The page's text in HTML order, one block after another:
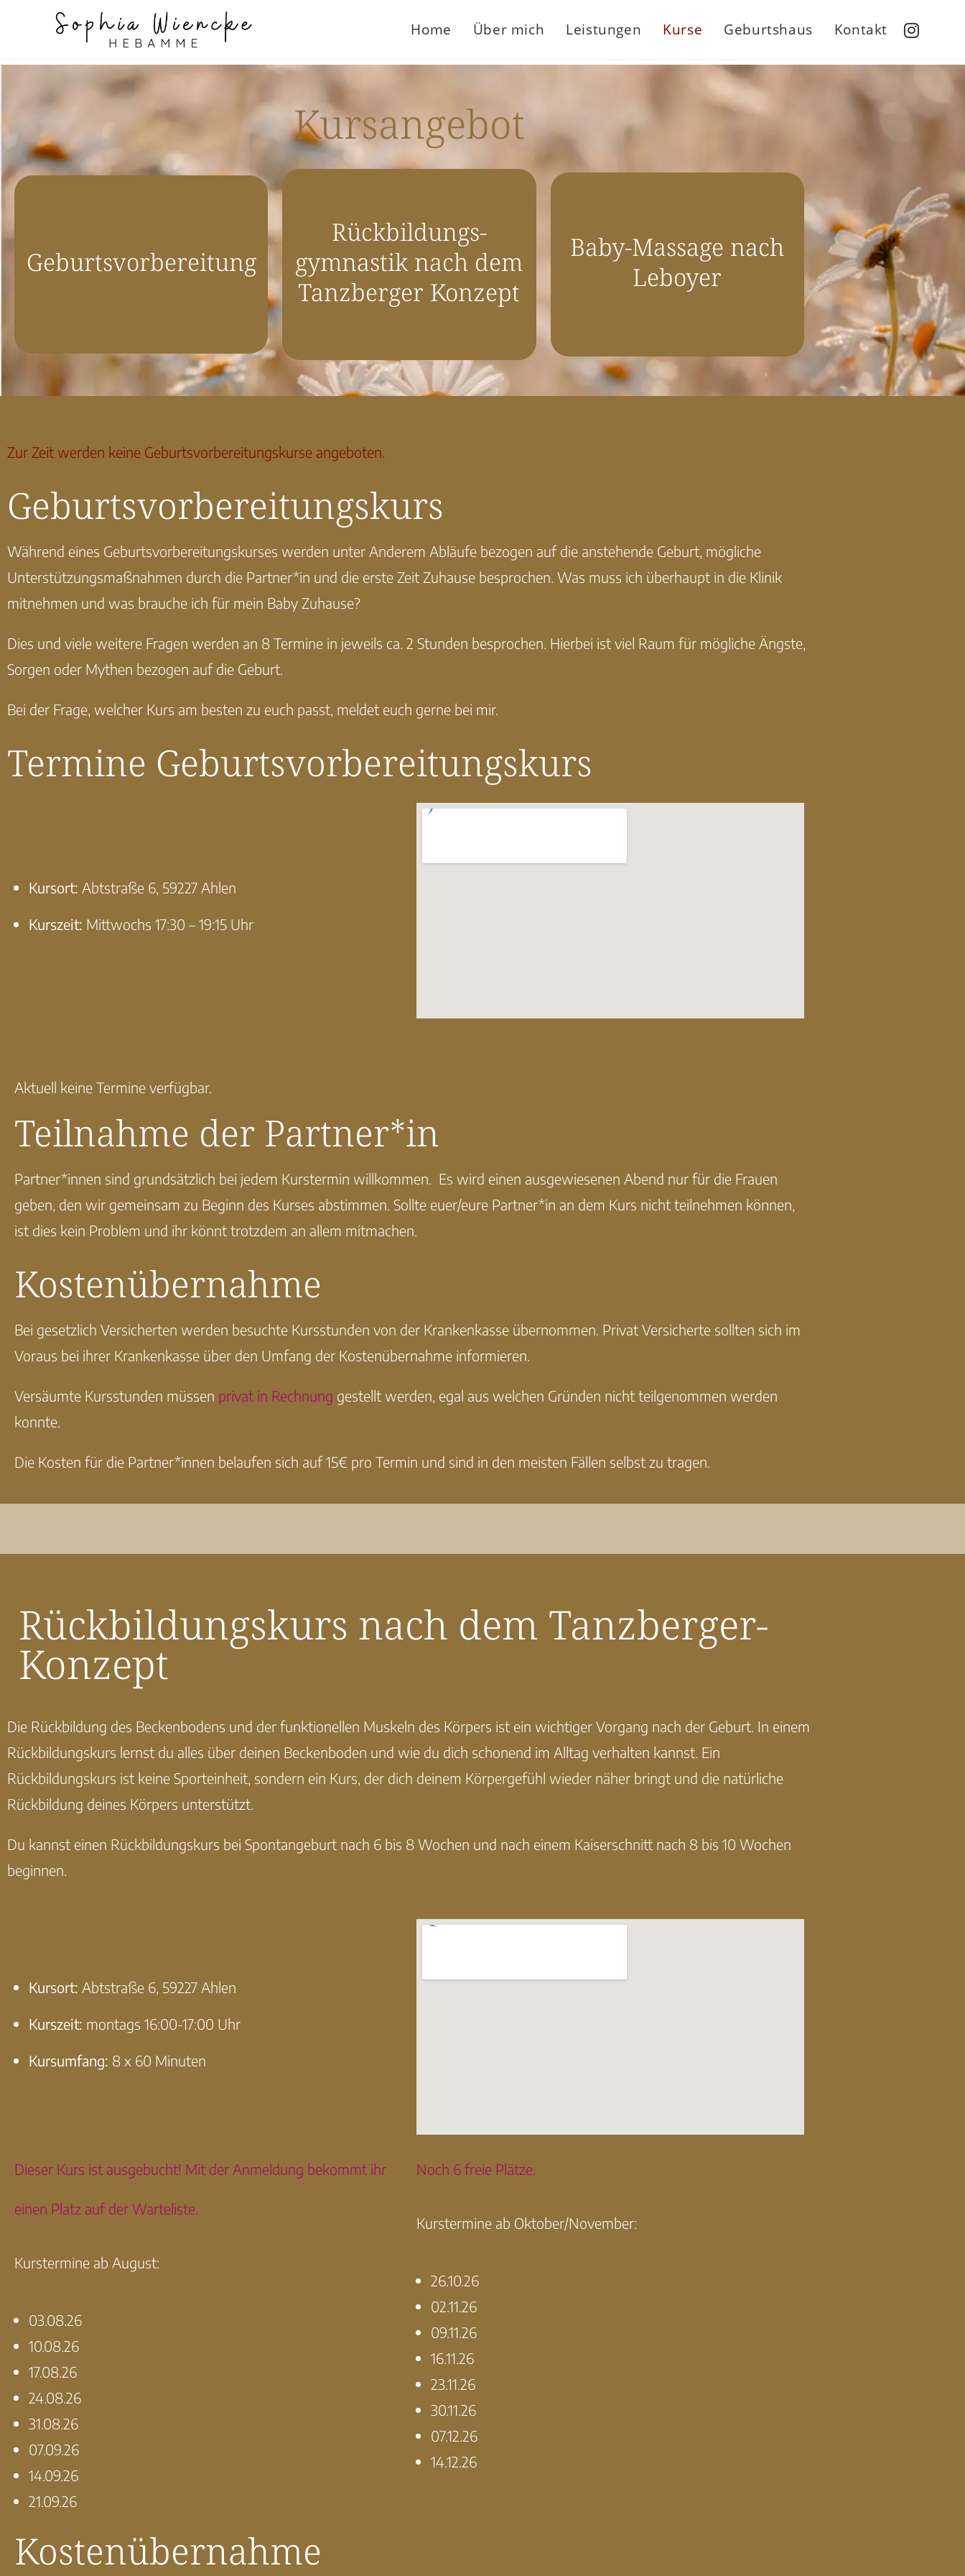
Home Über mich Leistungen Kurse Geburtshaus Kontakt
Kursangebot
Geburtsvorbereitung
Rückbildungs-
gymnastik nach dem
Tanzberger Konzept
Baby-Massage nach
Leboyer
Zur Zeit werden keine Geburtsvorbereitungskurse angeboten.
Geburtsvorbereitungskurs
Während eines Geburtsvorbereitungskurses werden unter Anderem Abläufe bezogen auf die anstehende Geburt, mögliche
Unterstützungsmaßnahmen durch die Partner*in und die erste Zeit Zuhause besprochen. Was muss ich überhaupt in die Klinik
mitnehmen und was brauche ich für mein Baby Zuhause?
Dies und viele weitere Fragen werden an 8 Termine in jeweils ca. 2 Stunden besprochen. Hierbei ist viel Raum für mögliche Ängste,
Sorgen oder Mythen bezogen auf die Geburt.
Bei der Frage, welcher Kurs am besten zu euch passt, meldet euch gerne bei mir.
Termine Geburtsvorbereitungskurs
Kursort: Abtstraße 6, 59227 Ahlen
Kurszeit: Mittwochs 17:30 – 19:15 Uhr
Aktuell keine Termine verfügbar.
Teilnahme der Partner*in
Partner*innen sind grundsätzlich bei jedem Kurstermin willkommen. Es wird einen ausgewiesenen Abend nur für die Frauen
geben, den wir gemeinsam zu Beginn des Kurses abstimmen. Sollte euer/eure Partner*in an dem Kurs nicht teilnehmen können,
ist dies kein Problem und ihr könnt trotzdem an allem mitmachen.
Kostenübernahme
Bei gesetzlich Versicherten werden besuchte Kursstunden von der Krankenkasse übernommen. Privat Versicherte sollten sich im
Voraus bei ihrer Krankenkasse über den Umfang der Kostenübernahme informieren.
Versäumte Kursstunden müssen privat in Rechnung gestellt werden, egal aus welchen Gründen nicht teilgenommen werden
konnte.
Die Kosten für die Partner*innen belaufen sich auf 15€ pro Termin und sind in den meisten Fällen selbst zu tragen.
Rückbildungskurs nach dem Tanzberger-
Konzept
Die Rückbildung des Beckenbodens und der funktionellen Muskeln des Körpers ist ein wichtiger Vorgang nach der Geburt. In einem
Rückbildungskurs lernst du alles über deinen Beckenboden und wie du dich schonend im Alltag verhalten kannst. Ein
Rückbildungskurs ist keine Sporteinheit, sondern ein Kurs, der dich deinem Körpergefühl wieder näher bringt und die natürliche
Rückbildung deines Körpers unterstützt.
Du kannst einen Rückbildungskurs bei Spontangeburt nach 6 bis 8 Wochen und nach einem Kaiserschnitt nach 8 bis 10 Wochen
beginnen.
Kursort: Abtstraße 6, 59227 Ahlen
Kurszeit: montags 16:00-17:00 Uhr
Kursumfang: 8 x 60 Minuten
Dieser Kurs ist ausgebucht! Mit der Anmeldung bekommt ihr
einen Platz auf der Warteliste.
Kurstermine ab August:
03.08.26
10.08.26
17.08.26
24.08.26
31.08.26
07.09.26
14.09.26
21.09.26
Noch 6 freie Plätze.
Kurstermine ab Oktober/November:
26.10.26
02.11.26
09.11.26
16.11.26
23.11.26
30.11.26
07.12.26
14.12.26
Kostenübernahme